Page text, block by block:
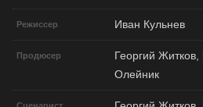
Режиссер Иван Кульнев
Продюсер
Георгий
Олейник